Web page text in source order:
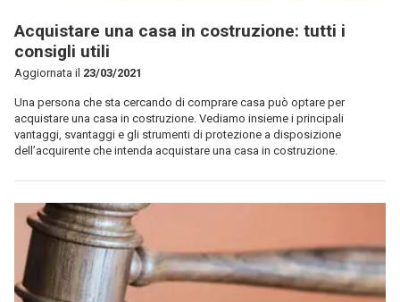
Acquistare una casa in costruzione: tutti i
consigli utili
Aggiornata il 23/03/2021
Una persona che sta cercando di comprare casa può optare per
acquistare una casa in costruzione. Vediamo insieme i principali
vantaggi, svantaggi e gli strumenti di protezione a disposizione
dell’acquirente che intenda acquistare una casa in costruzione.